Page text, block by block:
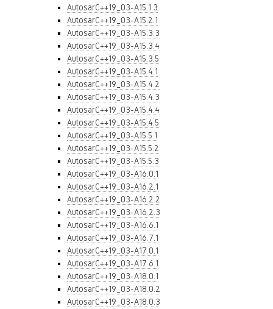
AutosarC++19_03-A15.1.3
AutosarC++19_03-A15.2.1
AutosarC++19_03-A15.3.3
AutosarC++19_03-A15.3.4
AutosarC++19_03-A15.3.5
AutosarC++19_03-A15.4.1
AutosarC++19_03-A15.4.2
AutosarC++19_03-A15.4.3
AutosarC++19_03-A15.4.4
AutosarC++19_03-A15.4.5
AutosarC++19_03-A15.5.1
AutosarC++19_03-A15.5.2
AutosarC++19_03-A15.5.3
AutosarC++19_03-A16.0.1
AutosarC++19_03-A16.2.1
AutosarC++19_03-A16.2.2
AutosarC++19_03-A16.2.3
AutosarC++19_03-A16.6.1
AutosarC++19_03-A16.7.1
AutosarC++19_03-A17.0.1
AutosarC++19_03-A17.6.1
AutosarC++19_03-A18.0.1
AutosarC++19_03-A18.0.2
AutosarC++19_03-A18.0.3